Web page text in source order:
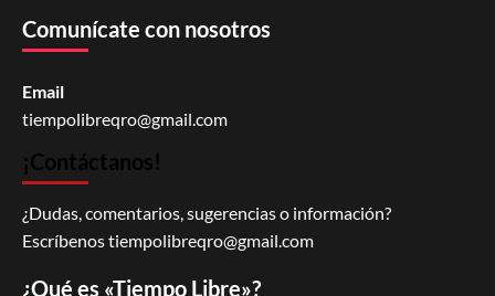
Comunícate con nosotros
Email
tiempolibreqro@gmail.com
¡Contáctanos!
¿Dudas, comentarios, sugerencias o información?
Escríbenostiempolibreqro@gmail.com
¿Qué es «Tiempo Libre»?